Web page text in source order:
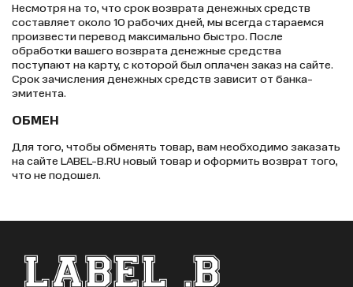
Несмотря на то, что срок возврата денежных средств
составляет около 10 рабочих дней, мы всегда стараемся
произвести перевод максимально быстро. После
обработки вашего возврата денежные средства
поступают на карту, с которой был оплачен заказ на сайте.
Срок зачисления денежных средств зависит от банка-
эмитента.
ОБМЕН
Для того, чтобы обменять товар, вам необходимо заказать
на сайте LABEL-B.RU новый товар и оформить возврат того,
что не подошел.
ФУТЕР САЙТА